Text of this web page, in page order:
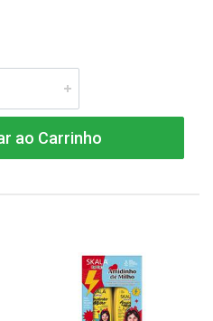
ao Carrinho